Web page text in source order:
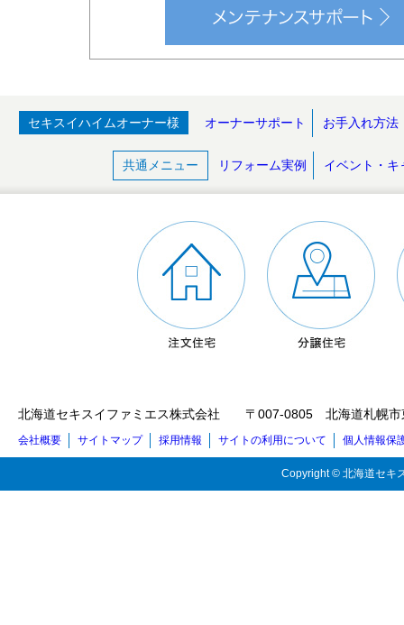
セキスイハイムオーナー様 オーナーサポート お手入れ方法
共通メニュー リフォーム実例 イベント・キ
北海道セキスイファミエス株式会社 〒007-0805 北海道札幌
会社概要 サイトマップ 採用情報 サイトの利用について 個人情報保
Copyright © 北海道セキ